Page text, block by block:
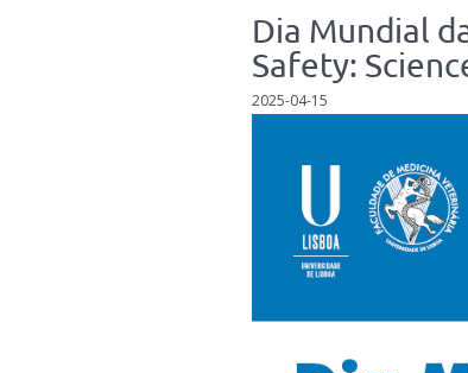
Dia Mundial
Safety:
2025-04-15